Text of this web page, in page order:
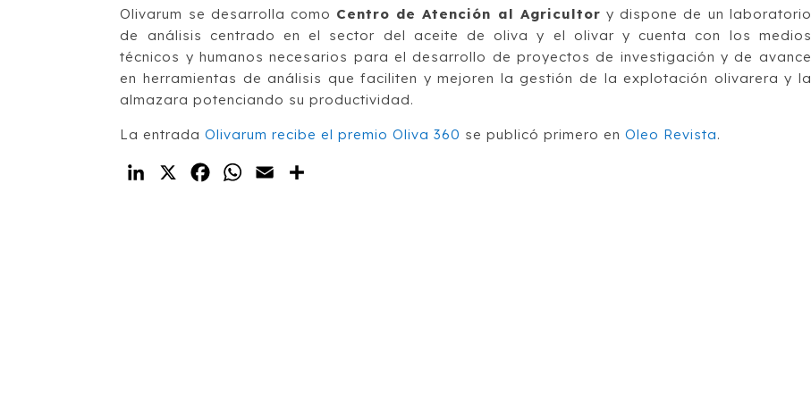
Olivarum se desarrolla como Centro de Atención al Agricultor y dispone de un laboratorio
de análisis centrado en el sector del aceite de oliva y el olivar y cuenta con los medios
técnicos y humanos necesarios para el desarrollo de proyectos de investigación y de avance
en herramientas de análisis que faciliten y mejoren la gestión de la explotación olivarera y la
almazara potenciando su productividad.
La entradaOlivarum recibe el premio Oliva 360 se publicó primero enOleo Revista.
LinkedIn
X FacebookWhatsApp
Email